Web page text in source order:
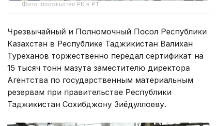
Фото: посольство РК в РТ
Чрезвычайный и Полномочный Посол Республики
Казахстан в Республике Таджикистан Валихан
Туреханов торжественно передал сертификат на
15 тысяч тонн мазута заместителю директора
Агентства по государственным материальным
резервам при правительстве Республики
Таджикистан Сохибджону Зиёдуллоеву.